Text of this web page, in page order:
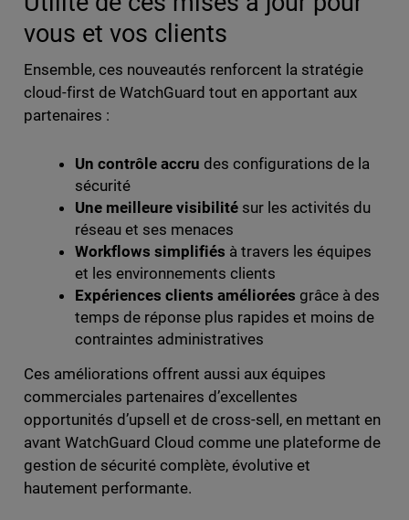
vous et vos clients
Ensemble, ces nouveautés renforcent la stratégie
cloud-first de WatchGuard tout en apportant aux
partenaires :
Un contrôle accru des configurations de la
sécurité
Une meilleure visibilitésur les activités du
réseau et ses menaces
Workflows simplifiés à travers les équipes
et les environnements clients
Expériences clients améliorées grâce à des
temps de réponse plus rapides et moins de
contraintes administratives
Ces améliorations offrent aussi aux équipes
commerciales partenaires d’excellentes
opportunités d’upsell et de cross-sell, en mettant en
avant WatchGuard Cloud comme une plateforme de
gestion de sécurité complète, évolutive et
hautement performante.